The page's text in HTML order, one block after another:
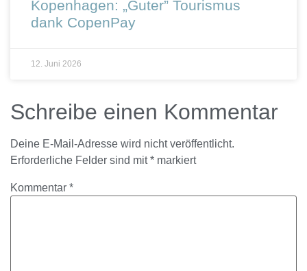
Kopenhagen: „Guter” Tourismus
dank CopenPay
12. Juni 2026
Schreibe einen Kommentar
Deine E-Mail-Adresse wird nicht veröffentlicht.
Erforderliche Felder sind mit* markiert
Kommentar *